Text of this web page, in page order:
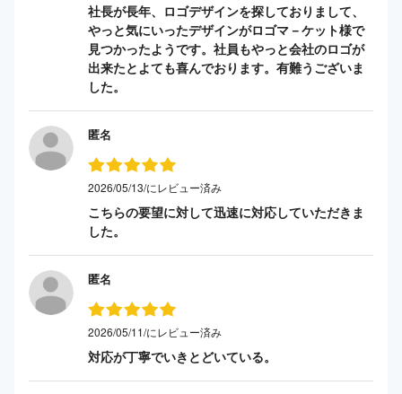
社長が長年、ロゴデザインを探しておりまして、
やっと気にいったデザインがロゴマ－ケット様で
見つかったようです。社員もやっと会社のロゴが
出来たとよても喜んでおります。有難うございま
した。
匿名
2026/05/13/にレビュー済み
こちらの要望に対して迅速に対応していただきま
した。
匿名
2026/05/11/にレビュー済み
対応が丁寧でいきとどいている。